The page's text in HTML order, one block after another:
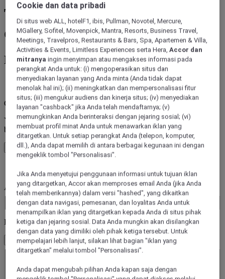
Temukan hotel yang dekat
dengan Orly, PARIS
Pesan hotel dari 45+ Merek Hotel Accor
kesalahan
Core booking engine
You’ll be redirected to Accor website to view available hotels and
book your stay
Tutup jendela
kesalahan
Anda pergi ke mana saja?
Booking Dates
Kamar & Tamu
1 Kamar - 1 Tamu
Kamar 1
Dewasa
Cookie dan data pribadi
Di situs web ALL, hotelF1, ibis, Pullman, Novotel, Mercure,
MGallery, Sofitel, Movenpick, Mantra, Resorts, Business Travel,
Meetings, Travelpros, Restaurants & Bars, Spa, Apartemen & Villa,
Activities & Events, Limitless Experiences serta Hera,Accor dan
mitranya ingin menyimpan atau mengakses informasi pada
perangkat Anda untuk: (i) mengoperasikan situs dan
menyediakan layanan yang Anda minta (Anda tidak dapat
menolak hal ini); (ii) meningkatkan dan mempersonalisasi fitur
situs; (iii) mengukur audiens dan kinerja situs; (iv) menyediakan
layanan "cashback" jika Anda telah mendaftarnya; (v)
memungkinkan Anda berinteraksi dengan jejaring sosial; (vi)
membuat profil minat Anda untuk menawarkan iklan yang
ditargetkan. Untuk setiap perangkat Anda (telepon, komputer,
dll.), Anda dapat memilih di antara berbagai kegunaan ini dengan
mengeklik tombol "Personalisasi".
Jika Anda menyetujui penggunaan informasi untuk tujuan iklan
yang ditargetkan, Accor akan memproses email Anda (jika Anda
telah memberikannya) dalam versi "hashed", yang dikaitkan
dengan data navigasi, pemesanan, dan loyalitas Anda untuk
menampilkan iklan yang ditargetkan kepada Anda di situs pihak
ketiga dan jejaring sosial. Data Anda mungkin akan disilangkan
dengan data yang dimiliki oleh pihak ketiga tersebut. Untuk
mempelajari lebih lanjut, silakan lihat bagian "iklan yang
ditargetkan" melalui tombol "Personalisasi".
Anda dapat mengubah pilihan Anda kapan saja dengan